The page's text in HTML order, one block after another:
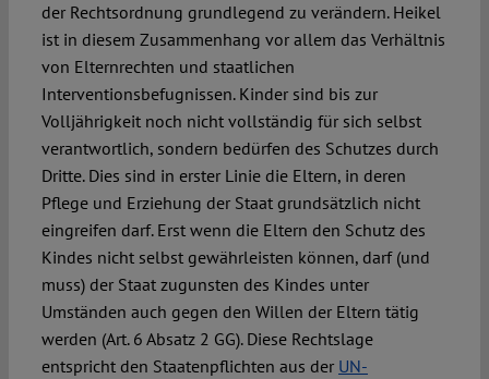
der Rechtsordnung grundlegend zu verändern. Heikel
ist in diesem Zusammenhang vor allem das Verhältnis
von Elternrechten und staatlichen
Interventionsbefugnissen. Kinder sind bis zur
Volljährigkeit noch nicht vollständig für sich selbst
verantwortlich, sondern bedürfen des Schutzes durch
Dritte. Dies sind in erster Linie die Eltern, in deren
Pflege und Erziehung der Staat grundsätzlich nicht
eingreifen darf. Erst wenn die Eltern den Schutz des
Kindes nicht selbst gewährleisten können, darf (und
muss) der Staat zugunsten des Kindes unter
Umständen auch gegen den Willen der Eltern tätig
werden (Art. 6 Absatz 2 GG). Diese Rechtslage
entspricht den Staatenpflichten aus der UN-